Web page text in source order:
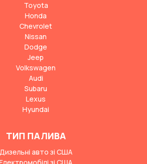
Toyota
Honda
Chevrolet
Nissan
Dodge
Jeep
Volkswagen
Audi
Subaru
Lexus
Hyundai
ТИП ПАЛИВА
Дизельні авто зі США